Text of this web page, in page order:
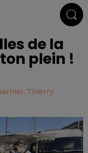
de la
plein !
Thierry